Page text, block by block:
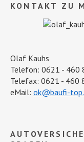
KONTAKT ZU
Olaf Kauhs
Telefon: 0621 - 460
Telefax: 0621 - 460
eMail: ok@baufi-